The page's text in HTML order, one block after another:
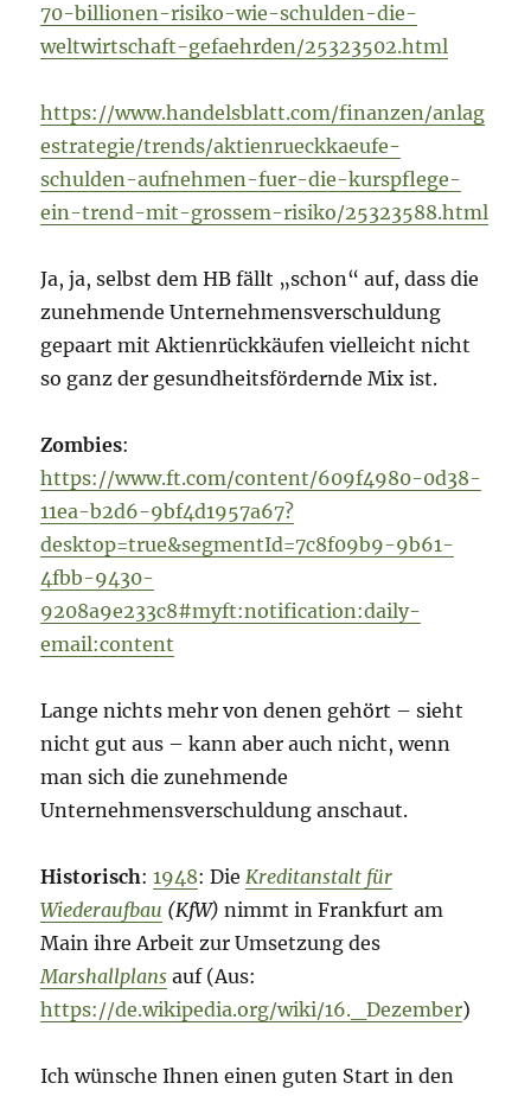
70-billionen-risiko-wie-schulden-die-
weltwirtschaft-gefaehrden/25323502.html
https://www.handelsblatt.com/finanzen/anlag
estrategie/trends/aktienrueckkaeufe-
schulden-aufnehmen-fuer-die-kurspflege-
ein-trend-mit-grossem-risiko/25323588.html
Ja, ja, selbst dem HB fällt „schon“ auf, dass die
zunehmende Unternehmensverschuldung
gepaart mit Aktienrückkäufen vielleicht nicht
so ganz der gesundheitsfördernde Mix ist.
Zombies:
https://www.ft.com/content/609f4980-0d38-
11ea-b2d6-9bf4d1957a67?
desktop=true&segmentId=7c8f09b9-9b61-
4fbb-9430-
9208a9e233c8#myft:notification:daily-
email:content
Lange nichts mehr von denen gehört – sieht
nicht gut aus – kann aber auch nicht, wenn
man sich die zunehmende
Unternehmensverschuldung anschaut.
Historisch:1948: DieKreditanstalt für
Wiederaufbau (KfW) nimmt in Frankfurt am
Main ihre Arbeit zur Umsetzung des
Marshallplans auf (Aus:
https://de.wikipedia.org/wiki/16._Dezember)
Ich wünsche Ihnen einen guten Start in den